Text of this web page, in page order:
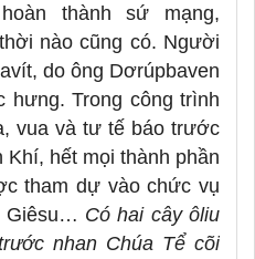
thành sứ mạng,
nào cũng có. Người
do ông Dơrúpbaven
hưng. Trong công trình
vua và tư tế báo trước
hết mọi thành phần
tham dự vào chức vụ
Giêsu… Có hai cây ôliu
nhan Chúa Tể cõi